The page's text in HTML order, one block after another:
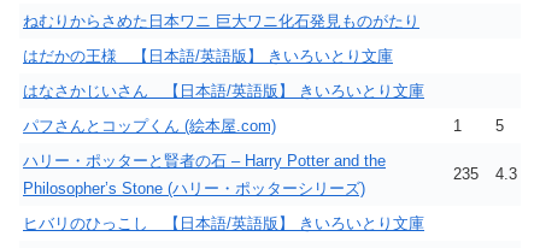
ねむりからさめた日本ワニ 巨大ワニ化石発見ものがたり
はだかの王様 【日本語/英語版】 きいろいとり文庫
はなさかじいさん 【日本語/英語版】 きいろいとり文庫
パフさんとコップくん (絵本屋.com)
1
5
ハリー・ポッターと賢者の石 – Harry Potter and the
Philosopher’s Stone (ハリー・ポッターシリーズ)
235 4.3
ヒバリのひっこし 【日本語/英語版】 きいろいとり文庫